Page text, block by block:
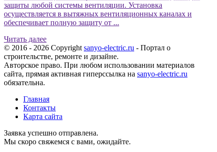
защиты любой системы вентиляции. Установка
осуществляется в вытяжных вентиляционных каналах и
обеспечивает полную защиту от ...
Читать далее
© 2016 - 2026 Copyright sanyo-electric.ru - Портал о
строительстве, ремонте и дизайне.
Авторское право. При любом использовании материалов
сайта, прямая активная гиперссылка на sanyo-electric.ru
обязательна.
Главная
Контакты
Карта сайта
Заявка успешно отправлена.
Мы скоро свяжемся с вами, ожидайте.